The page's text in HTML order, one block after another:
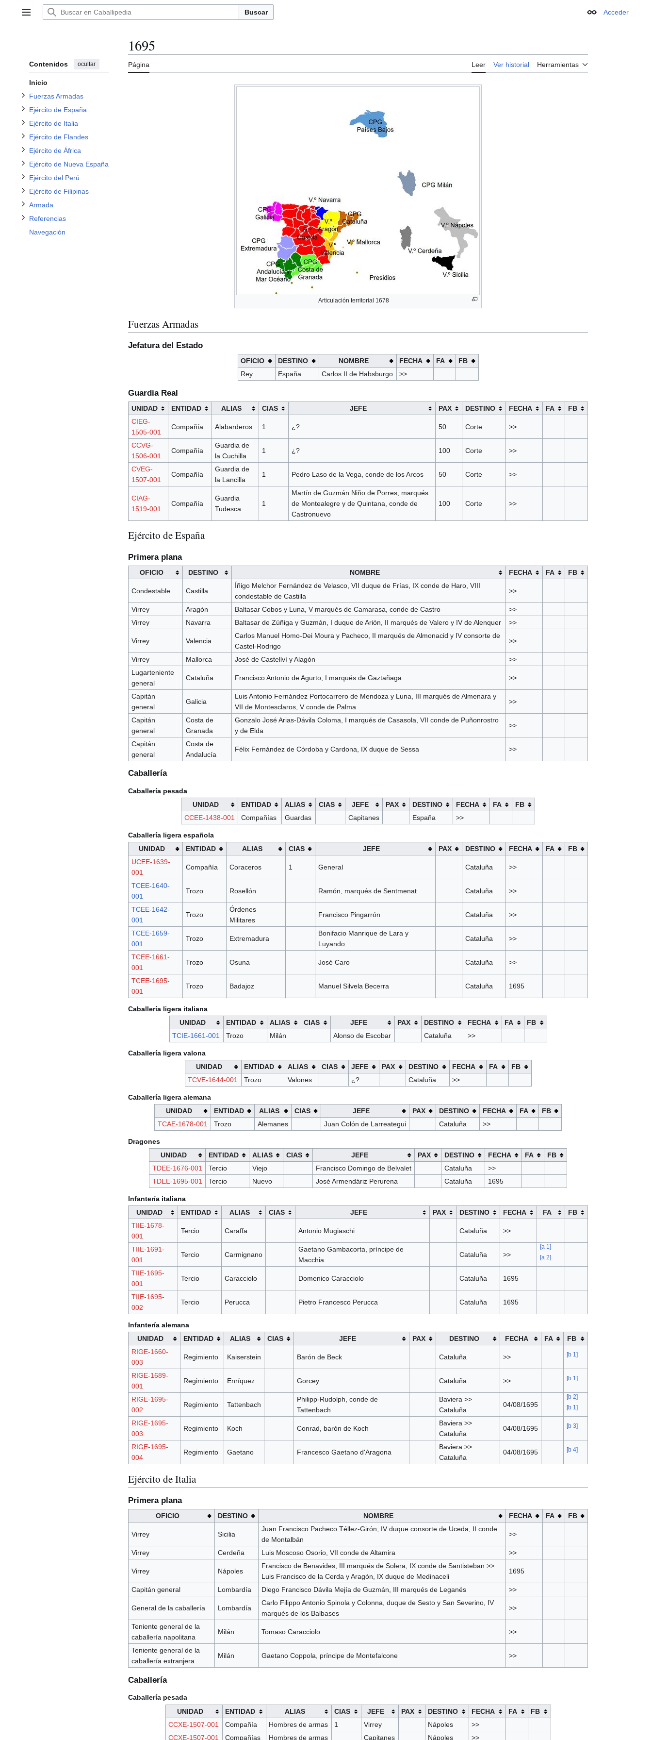
Menú principal Buscar Apariencia
Acceder
Contenidos ocultar
Inicio
Fuerzas Armadas
Alternar subsección Fuerzas Armadas
Ejército de España
Alternar subsección Ejército de España
Ejército de Italia
Alternar subsección Ejército de Italia
Ejército de Flandes
Alternar subsección Ejército de Flandes
Ejército de África
Alternar subsección Ejército de África
Ejército de Nueva España
Alternar subsección Ejército de Nueva España
Ejército del Perú
Alternar subsección Ejército del Perú
Ejército de Filipinas
Alternar subsección Ejército de Filipinas
Armada
Alternar subsección Armada
Referencias
Alternar subsección Referencias
Navegación
1695
Página Leer Ver historial Herramientas
Articulación territorial 1678
Fuerzas Armadas
Jefatura del Estado
OFICIO DESTINO NOMBRE FECHA FA
FB
Rey
España Carlos II de Habsburgo >>
Guardia Real
UNIDAD ENTIDAD ALIAS CIAS JEFE PAX DESTINO FECHA FA
FB
CIEG-
1505-001
Compañía Alabarderos 1 ¿? 50 Corte >>
CCVG-
1506-001
Compañía
Guardia de
la Cuchilla
1 ¿? 100 Corte >>
CVEG-
1507-001
Compañía
Guardia de
la Lancilla
1 Pedro Laso de la Vega, conde de los Arcos 50 Corte >>
CIAG-
1519-001
Compañía
Guardia
Tudesca
1
Martín de Guzmán Niño de Porres, marqués
de Montealegre y de Quintana, conde de
Castronuevo
100 Corte >>
Ejército de España
Primera plana
OFICIO DESTINO NOMBRE FECHA FA FB
Condestable Castilla
Íñigo Melchor Fernández de Velasco, VII duque de Frías, IX conde de Haro, VIII
condestable de Castilla
>>
Virrey Aragón Baltasar Cobos y Luna, V marqués de Camarasa, conde de Castro
>>
Virrey
Navarra Baltasar de Zúñiga y Guzmán, I duque de Arión, II marqués de Valero y IV de Alenquer >>
Virrey Valencia
Carlos Manuel Homo-Dei Moura y Pacheco, II marqués de Almonacid y IV consorte de
Castel-Rodrigo
>>
Virrey Mallorca José de Castellví y Alagón
>>
Lugarteniente
general
Cataluña Francisco Antonio de Agurto, I marqués de Gaztañaga >>
Capitán
general
Galicia
Luis Antonio Fernández Portocarrero de Mendoza y Luna, III marqués de Almenara y
VII de Montesclaros, V conde de Palma
>>
Capitán
general
Costa de
Granada
Gonzalo José Arias-Dávila Coloma, I marqués de Casasola, VII conde de Puñonrostro
y de Elda
>>
Capitán
general
Costa de
Andalucía
Félix Fernández de Córdoba y Cardona, IX duque de Sessa >>
Caballería
Caballería pesada
UNIDAD
ENTIDAD ALIAS CIAS JEFE PAX DESTINO FECHA FA
FB
CCEE-1438-001
Compañías Guardas Capitanes España >>
Caballería ligera española
UNIDAD
ENTIDAD ALIAS CIAS JEFE PAX DESTINO FECHA FA
FB
UCEE-1639-
001
Compañía Coraceros 1 General Cataluña >>
TCEE-1640-
001
Trozo Rosellón Ramón, marqués de Sentmenat Cataluña >>
TCEE-1642-
001
Trozo
Órdenes
Militares
Francisco Pingarrón Cataluña >>
TCEE-1659-
001
Trozo Extremadura
Bonifacio Manrique de Lara y
Luyando
Cataluña >>
TCEE-1661-
001
Trozo Osuna José Caro Cataluña >>
TCEE-1695-
001
Trozo Badajoz Manuel Silvela Becerra Cataluña 1695
Caballería ligera italiana
UNIDAD
ENTIDAD ALIAS CIAS JEFE PAX DESTINO FECHA FA
FB
TCIE-1661-001
Trozo Milán Alonso de Escobar Cataluña >>
Caballería ligera valona
UNIDAD
ENTIDAD ALIAS CIAS JEFE PAX DESTINO FECHA FA
FB
TCVE-1644-001
Trozo Valones ¿? Cataluña >>
Caballería ligera alemana
UNIDAD
ENTIDAD ALIAS CIAS JEFE PAX DESTINO FECHA FA
FB
TCAE-1678-001
Trozo Alemanes Juan Colón de Larreategui Cataluña >>
Dragones
UNIDAD
ENTIDAD ALIAS CIAS JEFE PAX DESTINO FECHA FA
FB
TDEE-1676-001
Tercio Viejo Francisco Domingo de Belvalet Cataluña
>>
TDEE-1695-001
Tercio Nuevo José Armendáriz Perurena Cataluña 1695
Infantería italiana
UNIDAD
ENTIDAD ALIAS CIAS JEFE PAX DESTINO FECHA FA
FB
TIIE-1678-
001
Tercio Caraffa Antonio Mugiaschi Cataluña >>
TIIE-1691-
001
Tercio Carmignano
Gaetano Gambacorta, príncipe de
Macchia
Cataluña >>
[a 1 ]
[a 2]
TIIE-1695-
001
Tercio Caracciolo Domenico Caracciolo Cataluña 1695
TIIE-1695-
002
Tercio Perucca Pietro Francesco Perucca Cataluña 1695
Infantería alemana
UNIDAD
ENTIDAD ALIAS CIAS JEFE PAX DESTINO FECHA FA
FB
RIGE-1660-
003
Regimiento Kaiserstein Barón de Beck Cataluña >> [b 1 ]
RIGE-1689-
001
Regimiento Enríquez Gorcey Cataluña >> [b 1 ]
RIGE-1695-
002
Regimiento Tattenbach
Philipp-Rudolph, conde de
Tattenbach
Baviera >>
Cataluña
04/08/1695
[b 2]
[b 1 ]
RIGE-1695-
003
Regimiento Koch Conrad, barón de Koch
Baviera >>
Cataluña
04/08/1695 [b 3]
RIGE-1695-
004
Regimiento Gaetano Francesco Gaetano d'Aragona
Baviera >>
Cataluña
04/08/1695 [b 4]
Ejército de Italia
Primera plana
OFICIO DESTINO NOMBRE FECHA FA FB
Virrey Sicilia
Juan Francisco Pacheco Téllez-Girón, IV duque consorte de Uceda, II conde
de Montalbán
>>
Virrey Cerdeña Luis Moscoso Osorio, VII conde de Altamira >>
Virrey Nápoles
Francisco de Benavides, III marqués de Solera, IX conde de Santisteban >>
Luis Francisco de la Cerda y Aragón, IX duque de Medinaceli
1695
Capitán general Lombardía Diego Francisco Dávila Mejía de Guzmán, III marqués de Leganés >>
General de la caballería Lombardía
Carlo Filippo Antonio Spinola y Colonna, duque de Sesto y San Severino, IV
marqués de los Balbases
>>
Teniente general de la
caballería napolitana
Milán Tomaso Caracciolo >>
Teniente general de la
caballería extranjera
Milán Gaetano Coppola, príncipe de Montefalcone >>
Caballería
Caballería pesada
UNIDAD
ENTIDAD ALIAS CIAS JEFE PAX DESTINO FECHA FA
FB
CCXE-1507-001
Compañía Hombres de armas 1 Virrey Nápoles
>>
CCXE-1507-001
Compañías Hombres de armas Capitanes Nápoles >>